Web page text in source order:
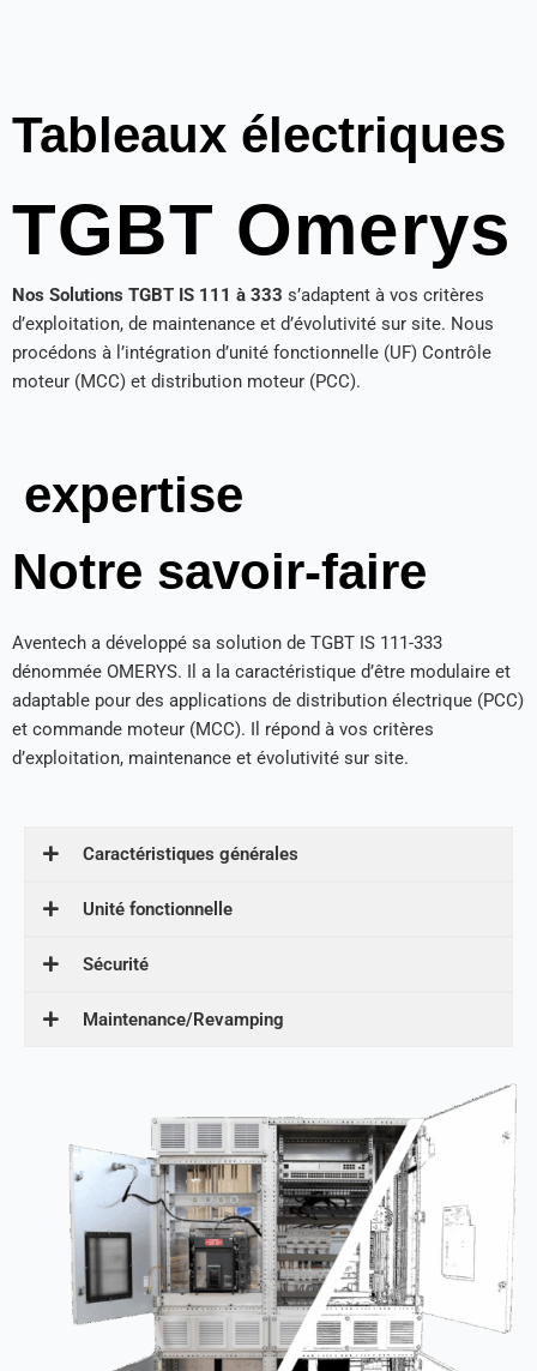
Tableaux électriques
TGBT Omerys
Nos Solutions TGBT IS 111 à 333 s’adaptent à vos critères
d’exploitation, de maintenance et d’évolutivité sur site. Nous
procédons à l’intégration d’unité fonctionnelle (UF) Contrôle
moteur (MCC) et distribution moteur (PCC).
expertise
Notre savoir-faire
Aventech a développé sa solution de TGBT IS 111-333
dénommée OMERYS. Il a la caractéristique d’être modulaire et
adaptable pour des applications de distribution électrique (PCC)
et commande moteur (MCC). Il répond à vos critères
d’exploitation, maintenance et évolutivité sur site.
Caractéristiques générales
Unité fonctionnelle
Sécurité
Maintenance/Revamping